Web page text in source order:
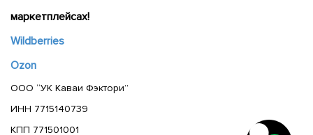
маркетплейсах!
Wildberries
Ozon
ООО “УК Каваи Фэктори”
ИНН 7715140739
КПП 771501001